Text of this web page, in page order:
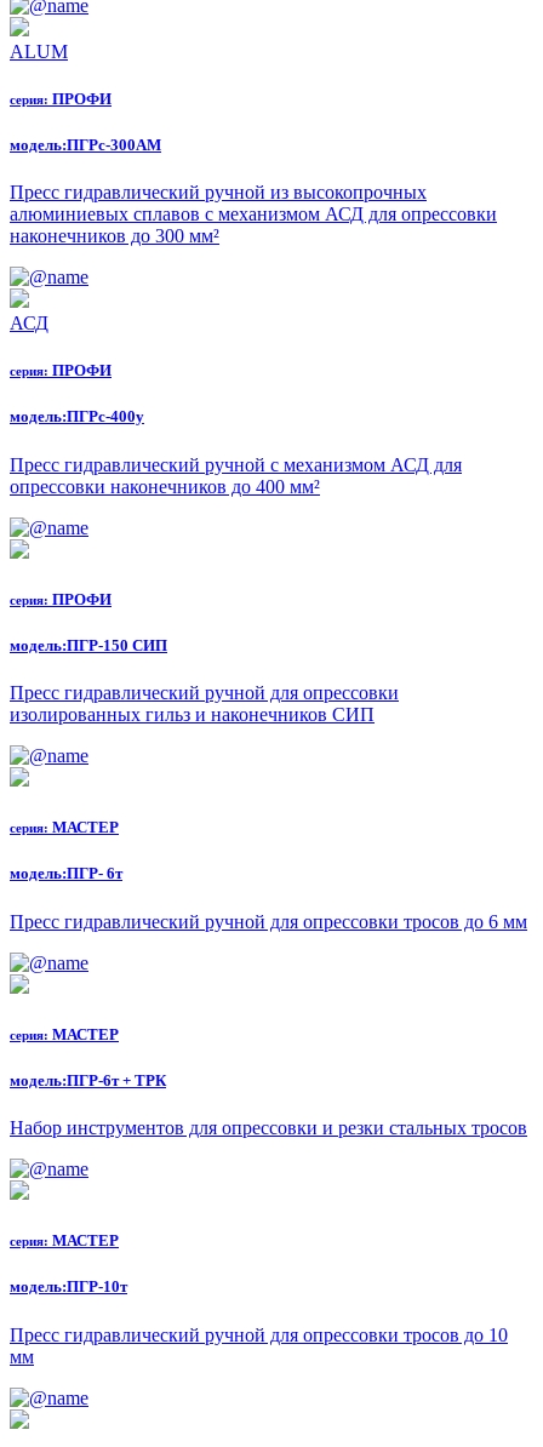
ALUM
серия: ПРОФИ
модель:ПГРс-300АМ
Пресс гидравлический ручной из высокопрочных
алюминиевых сплавов с механизмом АСД для опрессовки
наконечников до 300 мм²
АСД
серия: ПРОФИ
модель:ПГРс-400у
Пресс гидравлический ручной с механизмом АСД для
опрессовки наконечников до 400 мм²
серия: ПРОФИ
модель:ПГР-150 СИП
Пресс гидравлический ручной для опрессовки
изолированных гильз и наконечников СИП
серия: МАСТЕР
модель:ПГР- 6т
Пресс гидравлический ручной для опрессовки тросов до 6 мм
серия: МАСТЕР
модель:ПГР-6т + ТРК
Набор инструментов для опрессовки и резки стальных тросов
серия: МАСТЕР
модель:ПГР-10т
Пресс гидравлический ручной для опрессовки тросов до 10
мм